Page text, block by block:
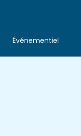
Événementiel